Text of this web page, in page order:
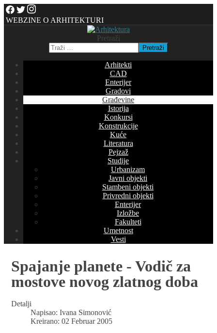
WEBZINE O ARHITEKTURI
Pretraži
Pretraži
Arhitekti
CAD
Enterijer
Gradovi
Građevine
Istorija
Konkursi
Konstrukcije
Kuće
Literatura
Pejzaž
Studije
Urbanizam
Javni objekti
Stambeni objekti
Privredni objekti
Enterijer
Izložbe
Fakulteti
Umetnost
Vesti
Spajanje planete - Vodič za
mostove novog zlatnog doba
Detalji
Napisao: Ivana Simonović
Kreirano: 02 Februar 2005